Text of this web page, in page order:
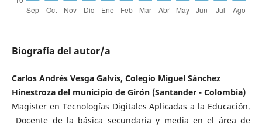
Biografía del autor/a
Carlos Andrés Vesga Galvis, Colegio Miguel Sánchez
Hinestroza del municipio de Girón (Santander - Colombia)
Magister en Tecnologías Digitales Aplicadas a la Educación.
Docente de la básica secundaria y media en el área de